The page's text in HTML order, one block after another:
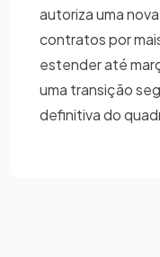
autoriza uma
contratos por
estender até
uma transição
definitiva do